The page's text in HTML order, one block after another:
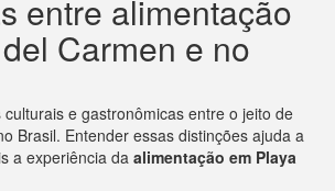
entre alimentação
Carmen e no
e gastronômicas entre o jeito de
Brasil. Entender essas distinções ajuda a
a experiência da alimentação em Playa